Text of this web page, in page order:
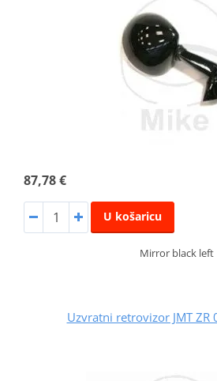
87,78 €
U košaricu
Mirror black left
Uzvratni retrovizor JMT ZR